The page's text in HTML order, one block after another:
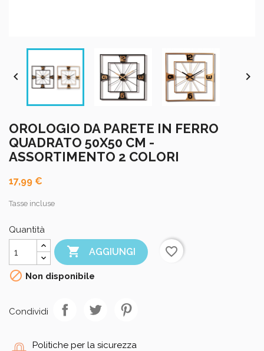
 
OROLOGIO DA PARETE IN FERRO
QUADRATO 50X50 CM -
ASSORTIMENTO 2 COLORI
17,99 €
Tasse incluse
Quantità
 AGGIUNGI
favorite_border
 Non disponibile
Condividi
Politiche per la sicurezza